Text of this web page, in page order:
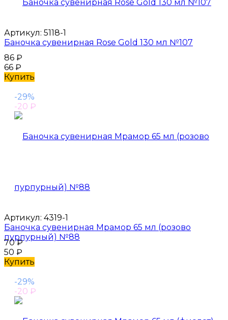
Артикул: 5118-1
Баночка сувенирная Rose Gold 130 мл №107
86 ₽
66 ₽
Купить
-29%
-20 ₽
Артикул: 4319-1
Баночка сувенирная Мрамор 65 мл (розово
пурпурный) №88
70₽
50 ₽
Купить
-29%
-20 ₽